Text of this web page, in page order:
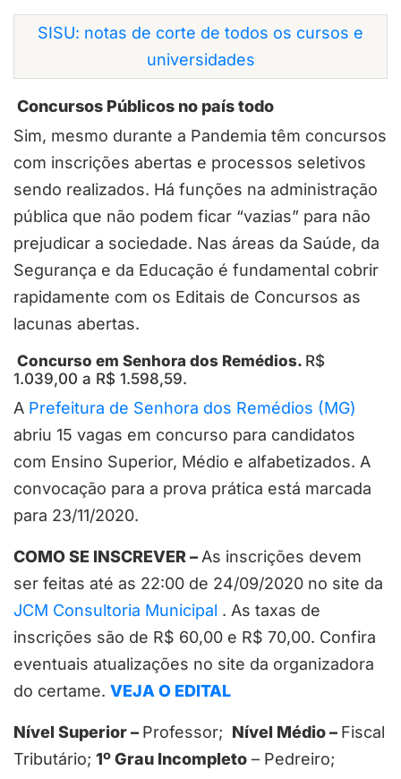
SISU: notas de corte de todos os cursos e
universidades
Concursos Públicos no país todo
Sim, mesmo durante a Pandemia têm concursos
com inscrições abertas e processos seletivos
sendo realizados. Há funções na administração
pública que não podem ficar “vazias” para não
prejudicar a sociedade. Nas áreas da Saúde, da
Segurança e da Educação é fundamental cobrir
rapidamente com os Editais de Concursos as
lacunas abertas.
Concurso em Senhora dos Remédios. R$
1.039,00 a R$ 1.598,59.
A Prefeitura de Senhora dos Remédios (MG)
abriu 15 vagas em concurso para candidatos
com Ensino Superior, Médio e alfabetizados. A
convocação para a prova prática está marcada
para 23/11/2020.
COMO SE INSCREVER – As inscrições devem
ser feitas até as 22:00 de 24/09/2020 no site da
JCM Consultoria Municipal . As taxas de
inscrições são de R$ 60,00 e R$ 70,00. Confira
eventuais atualizações no site da organizadora
do certame. VEJA O EDITAL
Nível Superior – Professor; Nível Médio – Fiscal
Tributário; 1º Grau Incompleto – Pedreiro;